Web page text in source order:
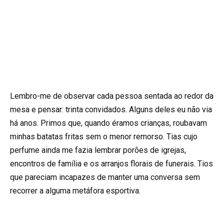
Lembro-me de observar cada pessoa sentada ao redor da
mesa e pensar: trinta convidados. Alguns deles eu não via
há anos. Primos que, quando éramos crianças, roubavam
minhas batatas fritas sem o menor remorso. Tias cujo
perfume ainda me fazia lembrar porões de igrejas,
encontros de família e os arranjos florais de funerais. Tios
que pareciam incapazes de manter uma conversa sem
recorrer a alguma metáfora esportiva.